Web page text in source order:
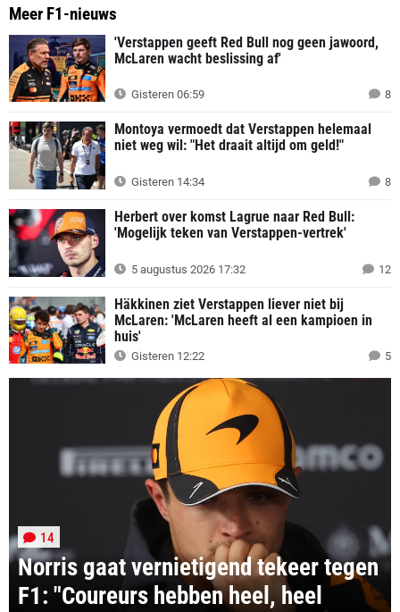
Meer F1-nieuws
'Verstappen geeft Red Bull nog geen jawoord,
McLaren wacht beslissing af'
Gisteren 06:59 8
Montoya vermoedt dat Verstappen helemaal
niet weg wil: "Het draait altijd om geld!"
Gisteren 14:34 8
Herbert over komst Lagrue naar Red Bull:
'Mogelijk teken van Verstappen-vertrek'
5 augustus 2026 17:32 12
Häkkinen ziet Verstappen liever niet bij
McLaren: 'McLaren heeft al een kampioen in
huis'
Gisteren 12:22 5
Norris gaat vernietigend tekeer tegen
F1: "Coureurs hebben heel, heel
14